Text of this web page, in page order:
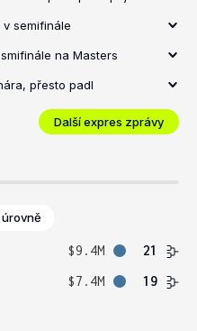
semifinále
na Masters
přesto padl
Další expres zprávy
$9.4M
21
$7.4M 19